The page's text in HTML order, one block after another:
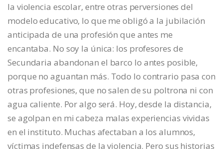
la violencia escolar, entre otras perversiones del
modelo educativo, lo que me obligó a la jubilación
anticipada de una profesión que antes me
encantaba. No soy la única: los profesores de
Secundaria abandonan el barco lo antes posible,
porque no aguantan más. Todo lo contrario pasa con
otras profesiones, que no salen de su poltrona ni con
agua caliente. Por algo será. Hoy, desde la distancia,
se agolpan en mi cabeza malas experiencias vividas
en el instituto. Muchas afectaban a los alumnos,
víctimas indefensas de la violencia. Pero sus historias